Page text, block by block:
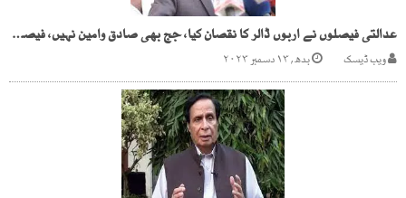
عدالتی فیصلوں نے اربوں ڈالر کا نقصان کیا، جج بھی صادق وامین نہیں، فیصل واوڈا
ویب ڈیسک بدھ, ۱۳ دسمبر ۲۰۲۳